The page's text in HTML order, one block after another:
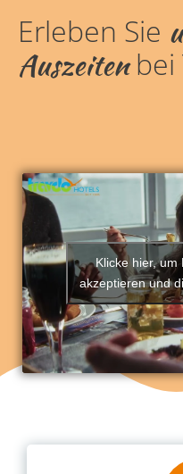
Klicke hier, um
akzeptieren und
Erleben Sie
Auszeitenbei